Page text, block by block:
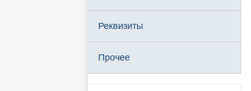
Реквизиты
Прочее